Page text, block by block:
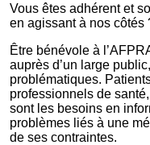
Vous êtes adhérent et
en agissant à nos côtés
Être bénévole à
auprès d’un large
problématiques.
professionnels de
sont les besoins en
problèmes liés à une
de ses contraintes.